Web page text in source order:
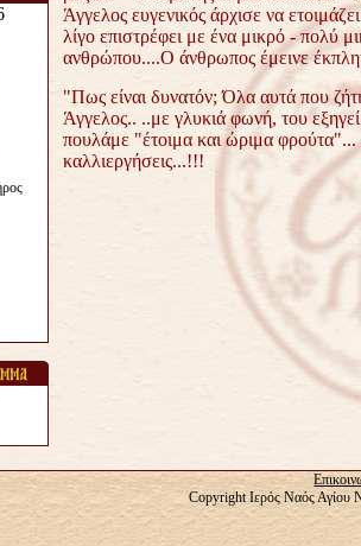
Άγγελος ευγενικός άρχισε να
λίγο επιστρέφει με ένα μικρό - πολύ
ανθρώπου....Ο άνθρωπος έμεινε
"Πως είναι δυνατόν; Όλα αυτά που
Άγγελος.. ..με γλυκιά φωνή, του
πουλάμε "έτοιμα και ώριμα
καλλιεργήσεις...!!!
Copyright Ιερός Ναός Αγίου